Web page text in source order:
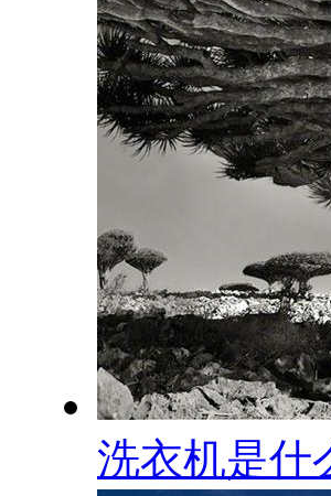
洗衣机是什